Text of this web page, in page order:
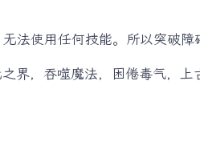
法使用任何技能。所以突破障
界，吞噬魔法，困倦毒气，上